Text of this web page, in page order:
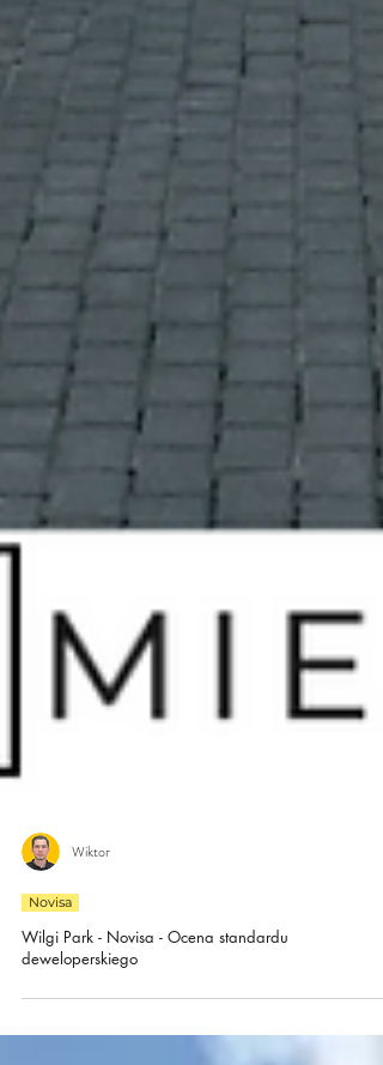
Wiktor
Novisa
deweloperskiego